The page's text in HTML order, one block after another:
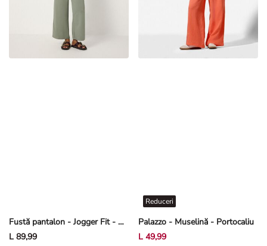
Fustă pantalon - Jogger Fit - Kaki
L 89,99
Palazzo - Muselină - Portocaliu
Reduceri
L 49,99